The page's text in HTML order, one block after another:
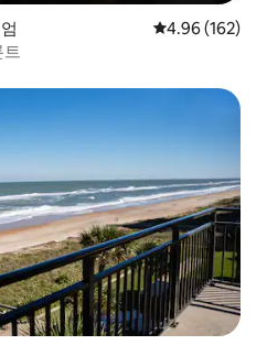
평점 4.96점(5
4.96 (162)